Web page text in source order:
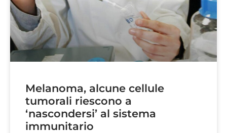
Melanoma, alcune cellule
tumorali riescono a
‘nascondersi’ al sistema
immunitario